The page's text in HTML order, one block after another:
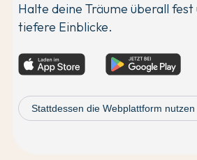
Halte deine Träume überall fest
tiefere Einblicke.
Stattdessen die Webplattform nutzen